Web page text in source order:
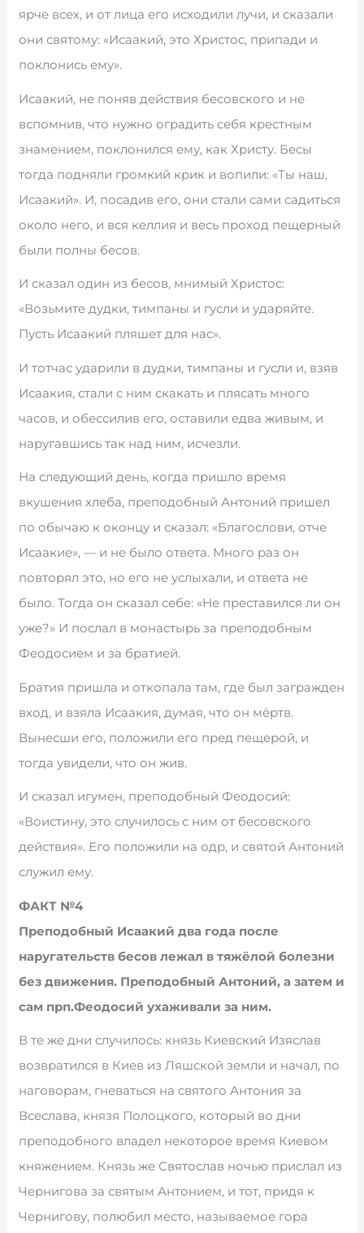
ярче всех, и от лица его исходили лучи, и сказали
они святому: «Исаакий, это Христос, припади и
поклонись ему».
Исаакий, не поняв действия бесовского и не
вспомнив, что нужно оградить себя крестным
знамением, поклонился ему, как Христу. Бесы
тогда подняли громкий крик и вопили: «Ты наш,
Исаакий». И, посадив его, они стали сами садиться
около него, и вся келлия и весь проход пещерный
были полны бесов.
И сказал один из бесов, мнимый Христос:
«Возьмите дудки, тимпаны и гусли и ударяйте.
Пусть Исаакий пляшет для нас».
И тотчас ударили в дудки, тимпаны и гусли и, взяв
Исаакия, стали с ним скакать и плясать много
часов, и обессилив его, оставили едва живым, и
наругавшись так над ним, исчезли.
На следующий день, когда пришло время
вкушения хлеба, преподобный Антоний пришел
по обычаю к оконцу и сказал: «Благослови, отче
Исаакие», — и не было ответа. Много раз он
повторял это, но его не услыхали, и ответа не
было. Тогда он сказал себе: «Не преставился ли он
уже?» И послал в монастырь за преподобным
Феодосием и за братией.
Братия пришла и откопала там, где был загражден
вход, и взяла Исаакия, думая, что он мёртв.
Вынесши его, положили его пред пещерой, и
тогда увидели, что он жив.
И сказал игумен, преподобный Феодосий:
«Воистину, это случилось с ним от бесовского
действия». Его положили на одр, и святой Антоний
служил ему.
ФАКТ №4
Преподобный Исаакий два года после
наругательств бесов лежал в тяжёлой болезни
без движения. Преподобный Антоний, а затем и
сам прп.Феодосий ухаживали за ним.
В те же дни случилось: князь Киевский Изяслав
возвратился в Киев из Ляшской земли и начал, по
наговорам, гневаться на святого Антония за
Всеслава, князя Полоцкого, который во дни
преподобного владел некоторое время Киевом
княжением. Князь же Святослав ночью прислал из
Чернигова за святым Антонием, и тот, придя к
Чернигову, полюбил место, называемое гора